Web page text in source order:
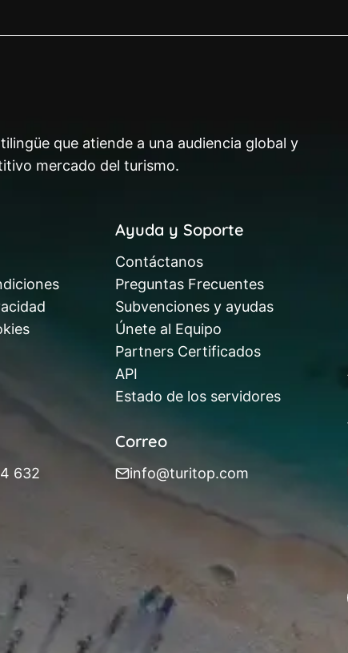
que atiende a una audiencia global y
mercado del turismo.
Ayuda y Soporte
Contáctanos
Preguntas Frecuentes
Subvenciones y ayudas
Únete al Equipo
Partners Certificados
API
Estado de los servidores
632
Correo
info@turitop.com